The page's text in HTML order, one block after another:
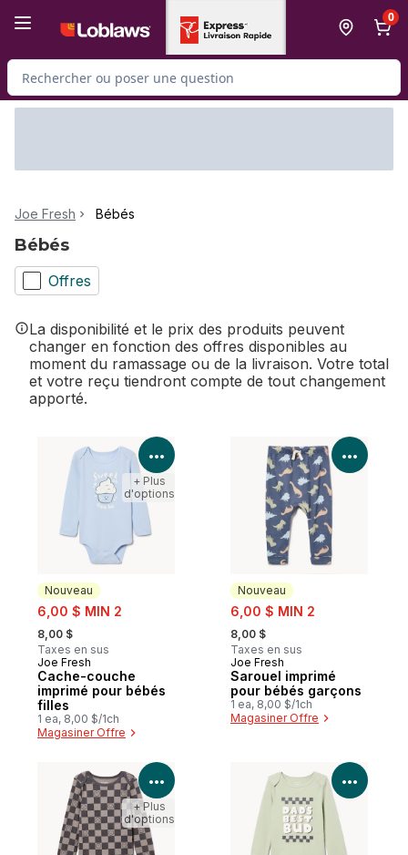
0
Rechercher des produits
Joe Fresh Bébés
Bébés
Offres
La disponibilité et le prix des produits peuvent
changer en fonction des offres disponibles au
moment du ramassage ou de la livraison. Votre total
et votre reçu tiendront compte de tout changement
apporté.
Nouveau
sale:
6,00 $ MIN 2
, formerly:
8,00 $
Taxes en sus
Nouveau
Joe Fresh
Cache-couche
imprimé pour bébés
filles
1 ea, 8,00 $/1ch
Magasiner Offre
Voir les détails du produit
+ Plus
d'options
Nouveau
sale:
6,00 $ MIN 2
, formerly:
8,00 $
Taxes en sus
Nouveau
Joe Fresh
Sarouel imprimé
pour bébés garçons
1 ea, 8,00 $/1ch
Magasiner Offre
Voir
Voir les détails du produit
+ Plus
d'options
Voir